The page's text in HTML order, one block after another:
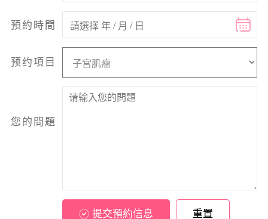
預約時間
预约項目
您的問題
提交預約信息 重置